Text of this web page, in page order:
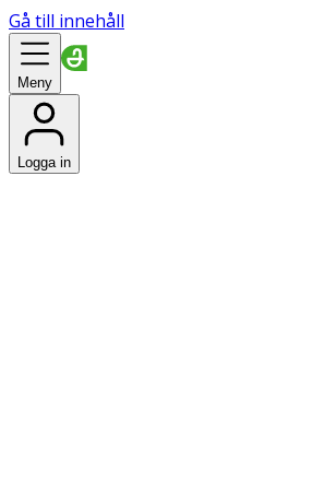
Gå till innehåll
Meny
Logga in